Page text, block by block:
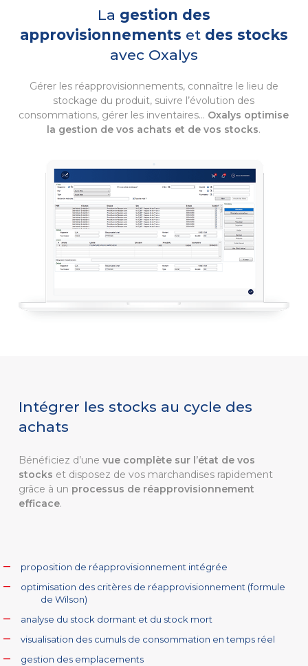
La gestion des
approvisionnements et des stocks
avec Oxalys
Gérer les réapprovisionnements, connaître le lieu de
stockage du produit, suivre l’évolution des
consommations, gérer les inventaires… Oxalys optimise
la gestion de vos achats et de vos stocks.
Intégrer les stocks au cycle des
achats
Bénéficiez d’une vue complète sur l’état de vos
stocks et disposez de vos marchandises rapidement
grâce à un processus de réapprovisionnement
efficace.
proposition de réapprovisionnement intégrée
optimisation des critères de réapprovisionnement (formule
de Wilson)
analyse du stock dormant et du stock mort
visualisation des cumuls de consommation en temps réel
gestion des emplacements